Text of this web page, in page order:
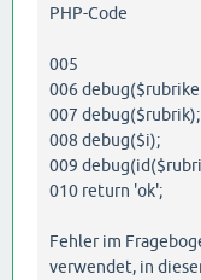
PHP-Code
005
006
007 debug($rubrik);
008 debug($i);
009
010 return 'ok';
Fehler im
verwendet, in